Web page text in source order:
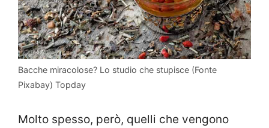
Bacche miracolose? Lo studio che stupisce (Fonte
Pixabay) Topday
Molto spesso, però, quelli che vengono